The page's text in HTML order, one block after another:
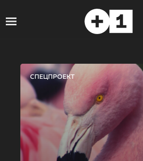
СПЕЦПРОЕКТ